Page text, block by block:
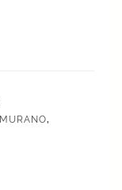
MURANO,